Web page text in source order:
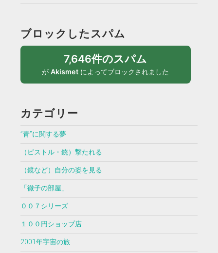
ブロックしたスパム
7,646件のスパム
がAkismet によってブロックされました
カテゴリー
”青”に関する夢
（ピストル・銃）撃たれる
（鏡など）自分の姿を見る
「徹子の部屋」
００７シリーズ
１００円ショップ店
2001年宇宙の旅